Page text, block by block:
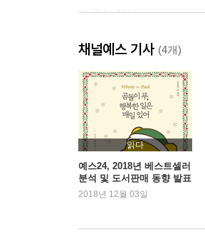
밥 먹는 재미
삼 년은 돼야
아메리카노
“나는 당신이 행복했으면
생수병
양화대교
소리커튼
SNS
아르바이트
아버지를 닮은 얼굴
채널예스 기사 (4개)
읽다
예스24, 2018년 베스트셀러
분석 및 도서판매 동향 발표
2018년 12월 03일